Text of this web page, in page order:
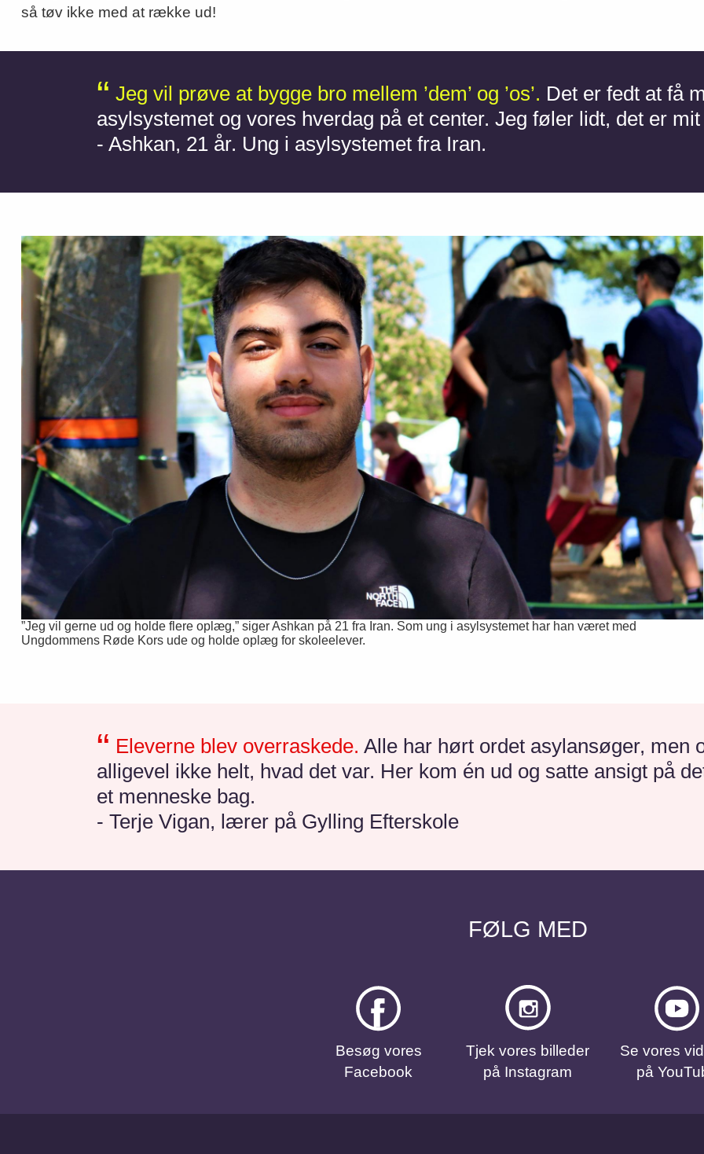
så tøv ikke med at række ud!
Jeg vil prøve at bygge bro mellem ’dem’ og ’os’. Det er fedt at få
asylsystemet og vores hverdag på et center. Jeg føler lidt, det er
- Ashkan, 21 år. Ung i asylsystemet fra Iran.
”Jeg vil gerne ud og holde flere oplæg,” siger Ashkan på 21 fra Iran. Som ung i asylsystemet har han været med
Ungdommens Røde Kors ude og holde oplæg for skoleelever.
Eleverne blev overraskede. Alle har hørt ordet asylansøger, men
alligevel ikke helt, hvad det var. Her kom én ud og satte ansigt på
et menneske bag.
- Terje Vigan, lærer på Gylling Efterskole
FØLG MED
Besøg vores
Facebook
Tjek vores billeder
på Instagram
Se vores
på